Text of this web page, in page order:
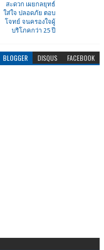
สะดวก เผยกลยุทธ์
ใส่ใจ ปลอดภัย ตอบ
โจทย์ จนครองใจผู้
บริโภคกว่า 25 ปี
BLOGGER DISQUS FACEBOOK